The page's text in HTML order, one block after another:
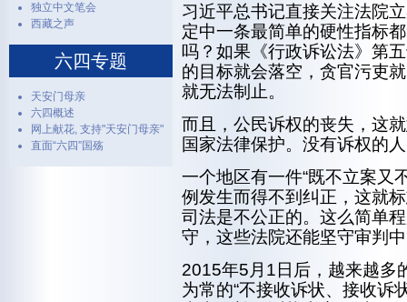
习近平总书记直接关注法院
定中一条最简单的硬性指标
吗？如果《行政诉讼法》第
的目标就会落空，贪官污吏
就无法制止。
而且，公民诉权的丧失，这
国家法律保护。没有诉权的
一个地区有一件“既不立案又
例发生而得不到纠正，这就
司法是不公正的。这么简单
守，这些法院还能坚守审判
2015年5月1日后，越来越多
为常的“不接收诉状、接收诉
独立中文笔会
西藏之声
六四专题
天安门母亲
六四概述
网上献花, 支持"天安门母亲"
直面“六四”国殇